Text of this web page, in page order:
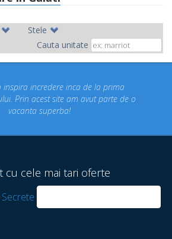
Stele
Cauta unitate
inca de la prima
am avut parte de o
cu cele mai tari oferte